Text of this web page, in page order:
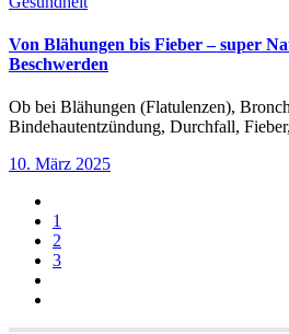
Von Blähungen bis Fieber – super
Beschwerden
Ob bei Blähungen (Flatulenzen),
Bindehautentzündung, Durchfall,
10. März 2025
1
2
3